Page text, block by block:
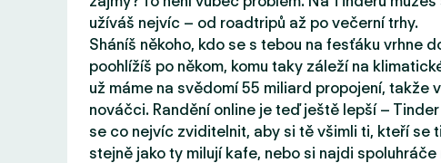
užíváš nejvíc – od roadtripů až po večerní trhy.
Sháníš někoho, kdo se s tebou na fesťáku vrhne
poohlížíš po někom, komu taky záleží na
už máme na svědomí 55 miliard propojení, takže
nováčci. Randění online je teď ještě lepší –
se co nejvíc zviditelnit, aby si tě všimli ti, kteří se
stejně jako ty milují kafe, nebo si najdi spoluhráče